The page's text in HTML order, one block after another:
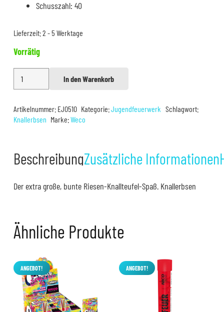
Schusszahl: 40
Lieferzeit:2 - 5 Werktage
Vorrätig
Weco
Riesen
Menge
In den Warenkorb
Alternative:
Artikelnummer: EJ0510 Kategorie:Jugendfeuerwerk Schlagwort:
Knallerbsen Marke:Weco
BeschreibungZusätzliche Informationen
Der extra große, bunte Riesen-Knallteufel-Spaß. Knallerbsen
Ähnliche Produkte
ANGEBOT! ANGEBOT!